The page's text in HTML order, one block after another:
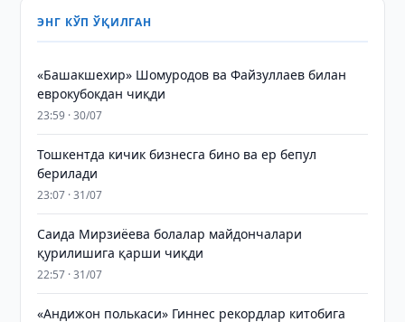
ЭНГ КЎП ЎҚИЛГАН
«Башакшехир» Шомуродов ва Файзуллаев билан
еврокубокдан чиқди
23:59 · 30/07
Тошкентда кичик бизнесга бино ва ер бепул
берилади
23:07 · 31/07
Саида Мирзиёева болалар майдончалари
қурилишига қарши чиқди
22:57 · 31/07
«Андижон полькаси» Гиннес рекордлар китобига